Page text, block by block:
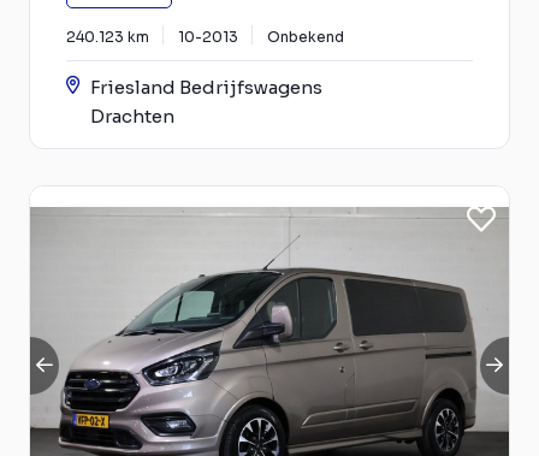
240.123 km 10-2013 Onbekend
Friesland Bedrijfswagens
Drachten